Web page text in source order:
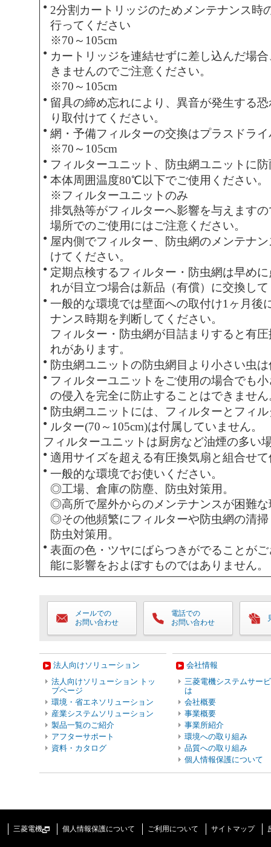
● 2分割カートリッジのためメンテナンス時
行ってください
※70～105cm
● カートリッジを連結せずに差し込んだ場
きませんのでご注意ください。
※70～105cm
● 留具の締め忘れにより、異音が発生する
り取付けてください。
● 網・予備フィルターの交換はプラスドラ
※70～105cm
● フィルターユニット、防虫網ユニットに
● 本体周囲温度80℃以下でご使用ください。
※フィルターユニットのみ
排気熱等がフィルターへ影響を与えます
場所でのご使用にはご注意ください。
● 屋内側でフィルター、防虫網のメンテナ
けてください。
● 定期点検するフィルター・防虫網は早め
れが目立つ場合は新品（有償）に交換し
● 一般的な環境では壁面への取付け1ヶ月後
ナンス時期を判断してください。
フィルター・防虫網が目詰まりすると有
れがあります。
● 防虫網ユニットの防虫網目より小さい虫
● フィルターユニットをご使用の場合でも
の侵入を完全に防止することはできません
● 防虫網ユニットには、フィルターとフィ
ルター(70～105cm)は付属していません。
●
フィルターユニットは厨房など油煙の多い
● 適用サイズを超える有圧換気扇と組合せ
● 一般的な環境でお使いください。
◎工場、倉庫の防塵、防虫対策用。
◎高所で屋外からのメンテナンスが困難
◎その他頻繁にフィルターや防虫網の清
防虫対策用。
● 表面の色・ツヤにばらつきがでることが
能に影響をおよぼすものではありません。
メールでの
お問い合わせ
電話での
お問い合わせ
法人向けソリューション
法人向けソリューション トッ
プページ
環境・省エネソリューション
産業システムソリューション
製品一覧のご紹介
アフターサポート
資料・カタログ
会社情報
三菱電機システムサー
は
会社概要
事業概要
事業所紹介
環境への取り組み
品質への取り組み
個人情報保護について
三菱電機 個人情報保護について ご利用について サイトマップ